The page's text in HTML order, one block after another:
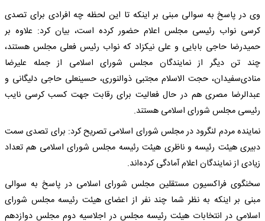
وی در پاسخ به سوالی مبنی بر اینکه تا این لحظه چه افرادی برای تصدی
کرسی نواب رئیسی مجلس اعلام حضور کرده است، بیان کرد: علاوه بر
حمیدرضا حاجی بابایی و علی نیکزاد که نواب رئیس فعلی مجلس هستند،
چند تن دیگر از نمایندگان مجلس شورای اسلامی از جمله علیرضا
منادی‌سفیدان، حجت الاسلام مجتبی ذوالنوری، حسینعلی حاجی دلیگانی و
عبدالرضا مصری هم در حال فعالیت برای رقابت جهت کسب کرسی نایب
رئیسی مجلس شورای اسلامی هستند.
نماینده مردم لنگرود در مجلس شورای اسلامی تصریح کرد: برای تصدی سمت
دبیری هیئت رئیسه و ناظری هیئت رئیسه مجلس شورای اسلامی هم تعداد
زیادی از نمایندگان اعلام آمادگی کرده‌اند.
سخنگوی فراکسیون مستقلین مجلس شورای اسلامی در پاسخ به سوالی
مبنی بر اینکه به نظر شما چند نفر از اعضای هیئت رئیسه مجلس شورای
اسلامی در انتخابات هیئت رئیسه مجلس در اجلاسیه دوم مجلس دوازدهم